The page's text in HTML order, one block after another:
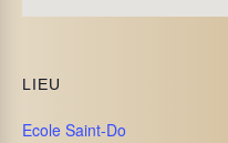
LIEU
Ecole Saint-Do